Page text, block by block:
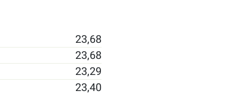
23,68
23,68
23,29
23,40